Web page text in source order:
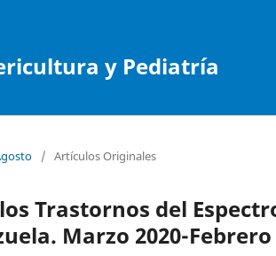
y Pediatría
/ Artículos Originales
Trastornos del
Marzo 2020-Febrero